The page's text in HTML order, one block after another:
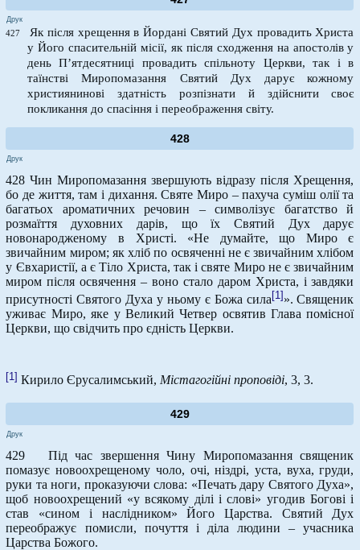
Друк
427
Як після хрещення в Йордані Святий Дух провадить Христа
у Його спасительній місії, як після сходження на апостолів у
день П’ятдесятниці провадить спільноту Церкви, так і в
таїнстві Миропомазання Святий Дух дарує кожному
християнинові здатність розпізнати й здійснити своє
покликання до спасіння і переображення світу.
428
Друк
428 Чин Миропомазання звершують відразу після Хрещення,
бо де життя, там і дихання. Святе Миро – пахуча суміш олії та
багатьох ароматичних речовин – символізує багатство й
розмаїття духовних дарів, що їх Святий Дух дарує
новонародженому в Христі. «Не думайте, що Миро є
звичайним миром; як хліб по освяченні не є звичайним хлібом
у Євхаристії, а є Тіло Христа, так і святе Миро не є звичайним
миром після освячення – воно стало даром Христа, і завдяки
присутності Святого Духа у ньому є Божа сила [1] ». Священик
уживає Миро, яке у Великий Четвер освятив Глава помісної
Церкви, що свідчить про єдність Церкви.
[1] Кирило Єрусалимський,Містагогійні проповіді, 3, 3.
429
Друк
429 Під час звершення Чину Миропомазання священик
помазує новоохрещеному чоло, очі, ніздрі, уста, вуха, груди,
руки та ноги, проказуючи слова: «Печать дару Святого Духа»,
щоб новоохрещений «у всякому ділі і слові» угодив Богові і
став «сином і наслідником» Його Царства. Святий Дух
переображує помисли, почуття і діла людини – учасника
Царства Божого.